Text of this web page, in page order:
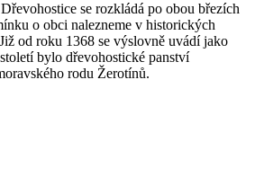
se rozkládá po obou březích
o obci nalezneme v historických
od roku 1368 se výslovně uvádí jako
bylo dřevohostické panství
rodu Žerotínů.